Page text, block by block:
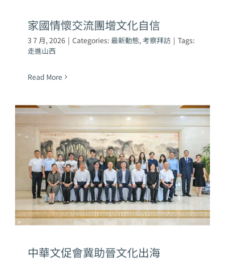
家國情懷交流團增文化自信
3 7 月, 2026 | Categories: 最新動態, 考察拜訪 | Tags:
走進山西
Read More
中華文促會冀助晉文化出海